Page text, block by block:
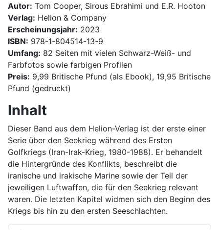
Autor: Tom Cooper, Sirous Ebrahimi und E.R. Hooton
Verlag: Helion & Company
Erscheinungsjahr: 2023
ISBN: 978-1-804514-13-9
Umfang: 82 Seiten mit vielen Schwarz-Weiß- und
Farbfotos sowie farbigen Profilen
Preis: 9,99 Britische Pfund (als Ebook), 19,95 Britische
Pfund (gedruckt)
Inhalt
Dieser Band aus dem Helion-Verlag ist der erste einer
Serie über den Seekrieg während des Ersten
Golfkriegs (Iran-Irak-Krieg, 1980-1988). Er behandelt
die Hintergründe des Konflikts, beschreibt die
iranische und irakische Marine sowie der Teil der
jeweiligen Luftwaffen, die für den Seekrieg relevant
waren. Die letzten Kapitel widmen sich den Beginn des
Kriegs bis hin zu den ersten Seeschlachten.